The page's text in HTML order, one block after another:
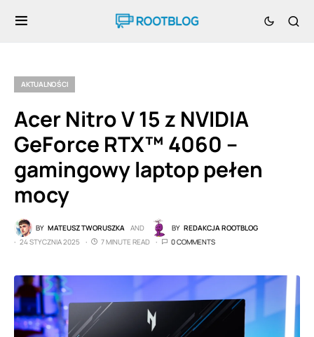
AKTUALNOŚCI
Acer Nitro V 15 z NVIDIA
GeForce RTX™ 4060 –
gamingowy laptop pełen
mocy
BY MATEUSZ TWORUSZKA AND BY REDAKCJA ROOTBLOG
24 STYCZNIA 2025
7 MINUTE READ 0 COMMENTS